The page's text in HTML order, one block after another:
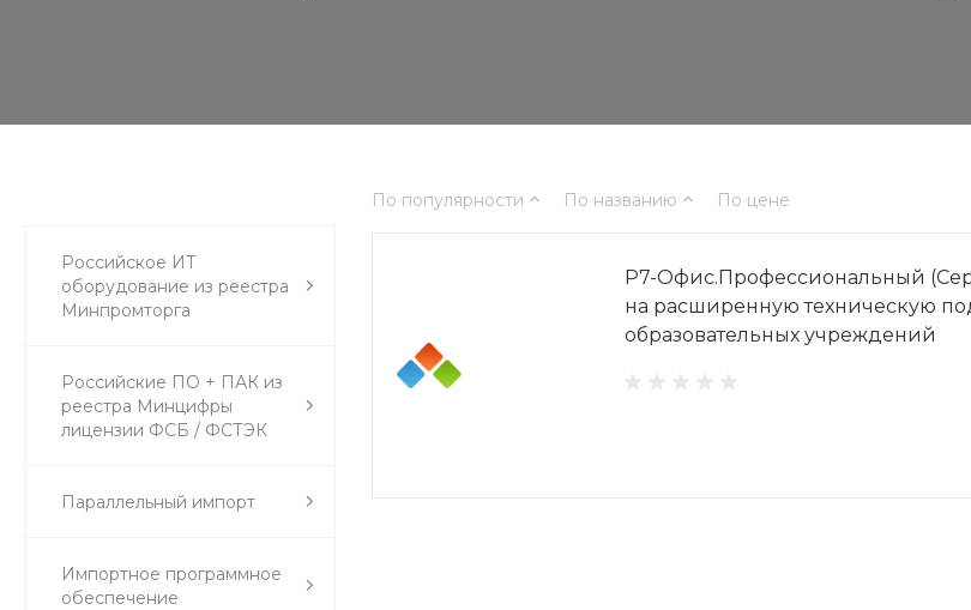
Российское ИТ
оборудование из реестра
Минпромторга
Российские ПО + ПАК из
реестра Минцифры
лицензии ФСБ / ФСТЭК
Параллельный импорт
Импортное программное
обеспечение
По популярности По названию По цене
Р7-Офис.Профессиональный
на расширенную техническую
образовательных учреждений